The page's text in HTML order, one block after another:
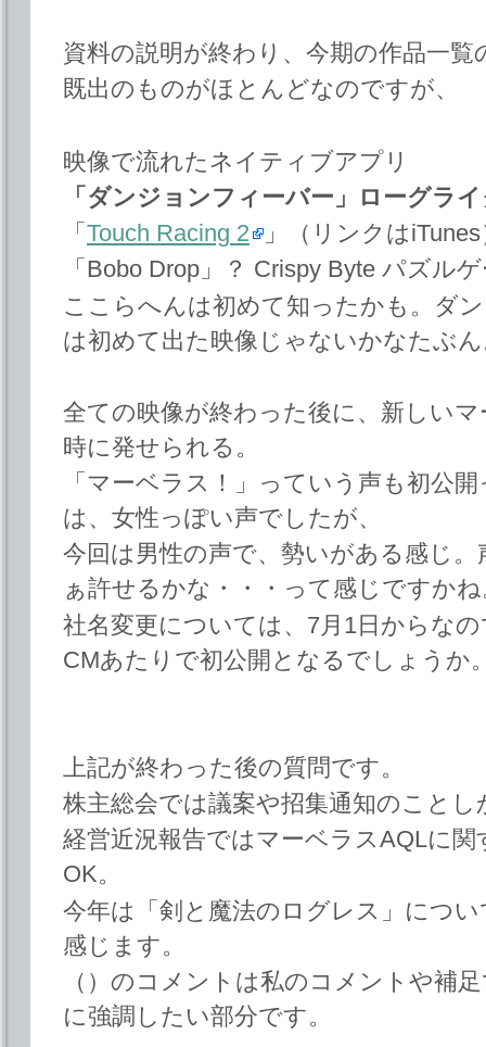
資料の説明が終わり、今期の作品一
既出のものがほとんどなのですが、
映像で流れたネイティブアプリ
「ダンジョンフィーバー」ローグラ
「 Touch Racing 2
」（リンクは
「Bobo Drop」？ Crispy Byte パズル
ここらへんは初めて知ったかも。ダ
は初めて出た映像じゃないかなたぶ
全ての映像が終わった後に、新しい
時に発せられる。
「マーベラス！」っていう声も初公
は、女性っぽい声でしたが、
今回は男性の声で、勢いがある感じ
ぁ許せるかな・・・って感じですか
社名変更については、7月1日からな
CMあたりで初公開となるでしょうか
上記が終わった後の質問です。
株主総会では議案や招集通知のこと
経営近況報告ではマーベラスAQLに
OK。
今年は「剣と魔法のログレス」につ
感じます。
（）のコメントは私のコメントや補
に強調したい部分です。